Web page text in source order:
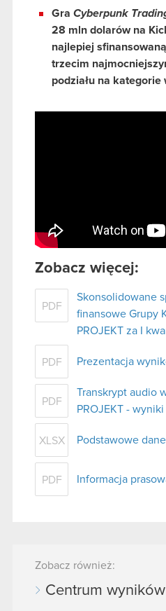
Gra Cyberpunk
28 mln dolarów na
najlepiej
trzecim
podziału na
Zobacz więcej:
PDF
Skonsolidowane
finansowe Grupy
PROJEKT za I
PDF Prezentacja
PDF
Transkrypt audio
PROJEKT -
XLSX Podstawowe
PDF Informacja
Zobacz również:
Centrum wyników